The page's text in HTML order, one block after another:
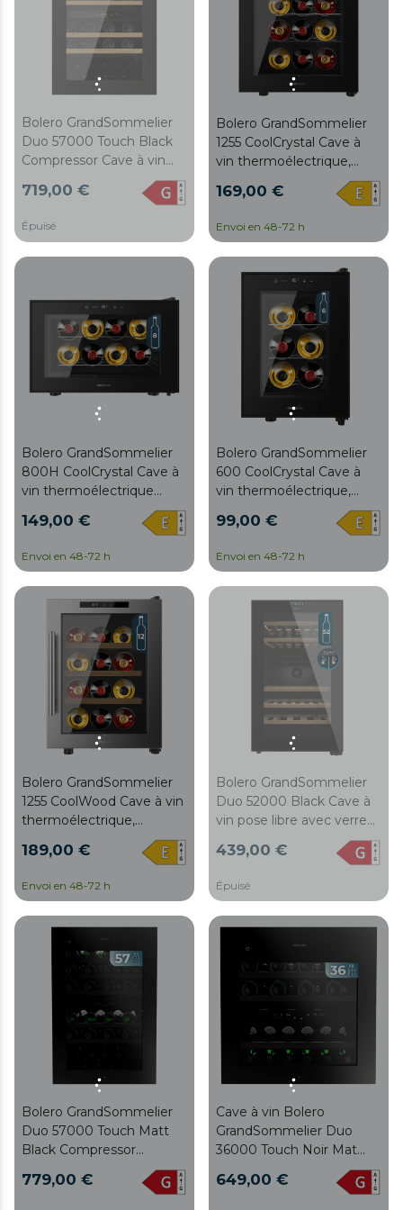
ventilation interne
assistée, 74,3 cm de
hauteur, 36,6 cm de
largeur, 47,6 cm de
profondeur.
Température réglable
avec panneau de contrôle
tactile et verrouillage
automatique.
Bolero GrandSommelier
Duo 57000 Touch Black
Compressor Cave à vin
encastrée noire à double
zone avec capteur
capacité de 57 bouteilles
sur 5 clayettes en bois,
de refroidissement par
compresseur très
silencieux (38dB) et gaz
réfrigérant respectueux
de l'environnement
(R600a). Éclairage
intérieur LED et panneau
719,00 €
Épuisé
Bolero GrandSommelier
1255 CoolCrystal Cave à
vin thermoélectrique,
bouteilles, 35 dB,
humidité de 50 %-80 %,
clayettes en métal,
contrôle tactile, classe E,
éclairage LED, couleur
169,00 €
Envoi en 48-72 h
Bolero GrandSommelier
800H CoolCrystal Cave à
vin thermoélectrique
horizontale, capacité pour
8 bouteilles, 35 dB,
humidité de 50 %-80 %,
clayettes en métal,
contrôle tactile, classe E,
éclairage LED, couleur
149,00 €
Envoi en 48-72 h
Bolero GrandSommelier
600 CoolCrystal Cave à
vin thermoélectrique,
capacité pour 6 bouteilles,
35 dB, température de 8 à
%-80 %, clayettes en
métal, contrôle tactile,
classe E, éclairage LED,
couleur noire
99,00 €
Envoi en 48-72 h
Bolero GrandSommelier
1255 CoolWood Cave à vin
thermoélectrique,
capacité 12 bouteilles,
silencieuse 35 dB,
humidité 50 %-80 %,
clayettes en bois,
E, éclairage LED, acier
inoxydable
189,00 €
Envoi en 48-72 h
Bolero GrandSommelier
Duo 52000 Black Cave à
vin pose libre avec verre
noire, double zone de
température de 5 °C à 20
°C, capacité pour 52
bouteilles, dimensions de
84 x 59,5 cm, éclairage
intégré, écran LED
intérieur, fonctionnement
silencieux, 5 clayettes en
bois.
439,00 €
Épuisé
Bolero GrandSommelier
Duo 57000 Touch Matt
Black Compressor
Vinoteca integrable negra
mate con doble zona y
779,00 €
Cave à vin Bolero
GrandSommelier Duo
36000 Touch Noir Mat
Entièrement intégrée
649,00 €